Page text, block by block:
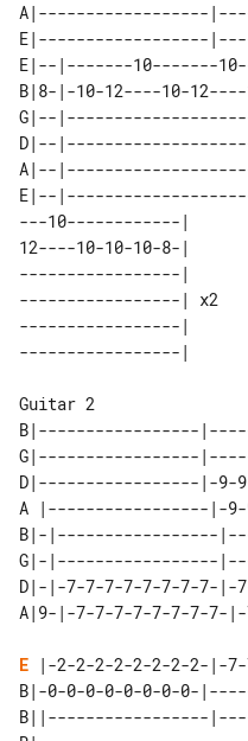
A|------------------
E|------------------
E|--|-------10-------
B|8-|-10-12----10-
G|--
D|--
A|--
E|--
---10------------|
12----10-10-10-8-|
-----------------|
-----------------| x2
-----------------|
B|-----------------
G|-----------------
D|-----------------|-9-9-
A |-----------------|-9-
B|-
G|-
D|-|-7-7-7-7-7-7-
E |-2-2-2-2-2-2-2-2-|-7-
B|-0-0-0-0-0-0-0-0-
B||-----------------